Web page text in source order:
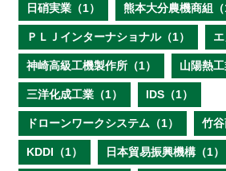
日硝実業（1） 熊本大分農機商組（
ＰＬＪインターナショナル（1）
神崎高級工機製作所（1） 山陽熱工
三洋化成工業（1） IDS（1）
ドローンワークシステム（1） 竹谷
KDDI（1） 日本貿易振興機構（1）